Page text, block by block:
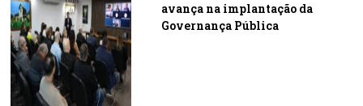
avança na implantação da
Governança Pública